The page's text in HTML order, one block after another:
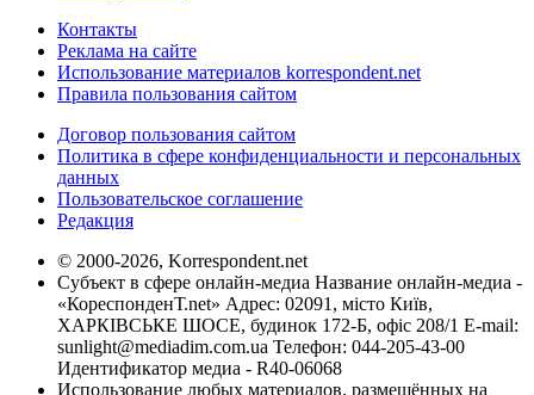
Контакты
Реклама на сайте
Использование материалов korrespondent.net
Правила пользования сайтом
Договор пользования сайтом
Политика в сфере конфиденциальности и персональных
данных
Пользовательское соглашение
Редакция
© 2000-2026, Korrespondent.net
Субъект в сфере онлайн-медиа Название онлайн-медиа -
«КореспонденТ.net» Адрес: 02091, місто Київ,
ХАРКІВСЬКЕ ШОСЕ, будинок 172-Б, офіс 208/1 E-mail:
sunlight@mediadim.com.ua Телефон: 044-205-43-00
Идентификатор медиа - R40-06068
Использование любых материалов, размещённых на